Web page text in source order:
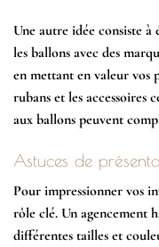
Une autre idée consiste à
les ballons avec des
en mettant en valeur vos
rubans et les accessoires
aux ballons peuvent
Astuces de
Pour impressionner vos
rôle clé. Un agencement
différentes tailles et